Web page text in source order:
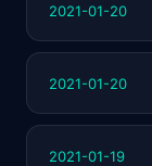
2021-01-20
2021-01-20
2021-01-19